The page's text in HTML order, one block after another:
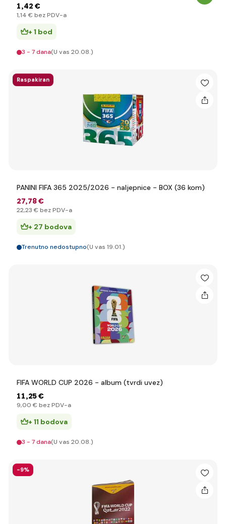
1,42 €
1,14 € bez PDV-a
+ 1 bod
3 - 7 dana(U vas 20.08.)
Raspakiran
PANINI FIFA 365 2025/2026 - naljepnice - BOX (36 kom)
27,78 €
22,23 € bez PDV-a
+ 27 bodova
Trenutno nedostupno(U vas 19.01.)
FIFA WORLD CUP 2026 - album (tvrdi uvez)
11,25 €
9,00 € bez PDV-a
+ 11 bodova
3 - 7 dana(U vas 20.08.)
-9%